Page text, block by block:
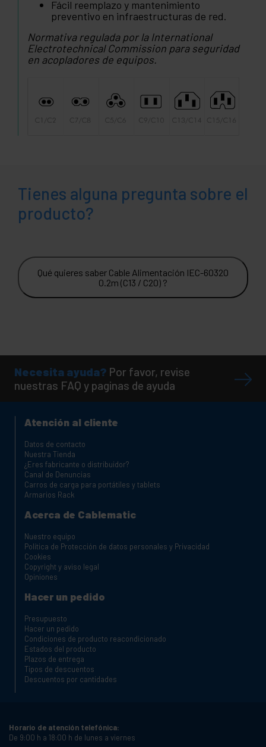
Fácil reemplazo y mantenimiento
preventivo en infraestructuras de red.
Normativa regulada por la International
Electrotechnical Commission para seguridad
en acopladores de equipos.
Tienes alguna pregunta sobre el
producto?
Qué quieres saber Cable Alimentación IEC-60320
0.2m (C13 / C20) ?
Necesita ayuda? Por favor, revise
nuestras FAQ y paginas de ayuda
Atención al cliente
Datos de contacto
Nuestra Tienda
¿Eres fabricante o distribuidor?
Canal de Denuncias
Carros de carga para portátiles y tablets
Armarios Rack
Acerca de Cablematic
Nuestro equipo
Política de Protección de datos personales y Privacidad
Cookies
Copyright y aviso legal
Opiniones
Hacer un pedido
Presupuesto
Hacer un pedido
Condiciones de producto reacondicionado
Estados del producto
Plazos de entrega
Tipos de descuentos
Descuentos por cantidades
Horario de atención telefónica:
De 9:00 h a 18:00 h de lunes a viernes